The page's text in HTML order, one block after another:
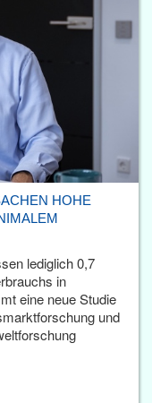
HOHE
lediglich 0,7
in
eine neue Studie
und